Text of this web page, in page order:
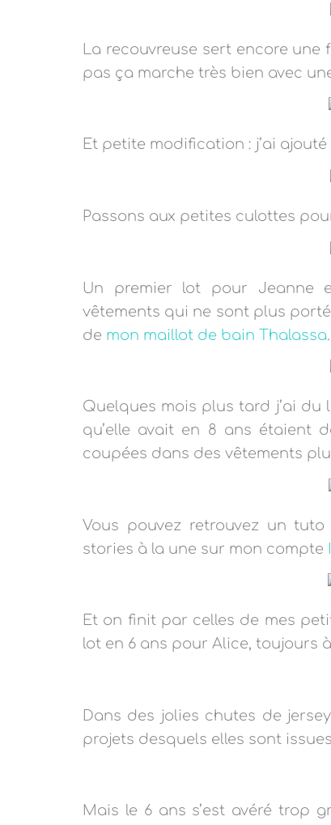
La recouvreuse sert encore
pas ça marche très bien avec
Et petite modification : j’ai
Passons aux petites culottes
Un premier lot pour Jeanne
vêtements qui ne sont plus
de mon maillot de bain Thalassa.
Quelques mois plus tard j’ai du
qu’elle avait en 8 ans étaient
coupées dans des vêtements
Vous pouvez retrouvez un
stories à la une sur mon compte
Et on finit par celles de mes
lot en 6 ans pour Alice, toujours
Dans des jolies chutes de
projets desquels elles sont
Mais le 6 ans s’est avéré trop